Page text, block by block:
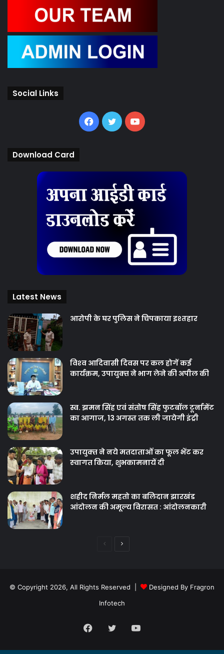
Social Links
Facebook
TwitterYouTube
Download Card
Latest News
आरोपी के घर पुलिस ने चिपकाया इश्तहार
विश्‍व आदिवासी दिवस पर कल होगें कई
कार्यक्रम, उपायुक्‍त ने भाग लेने की अपील की
स्व. झमन सिंह एवं संतोष सिंह फुटबॉल टूर्नामेंट
का आगाज, 13 अगस्त तक ली जायेगी इंट्री
उपायुक्‍त ने नये मतदाताओंं का फूल भेंट कर
स्‍वागत किया, शुभकामनायें दी
शहीद निर्मल महतो का बलिदान झारखंड
आंदोलन की अमूल्य विरासत : आंदोलनकारी
PreviousNext
© Copyright 2026, All Rights Reserved |
Designed By Fragron
Infotech
Facebook
TwitterYouTube